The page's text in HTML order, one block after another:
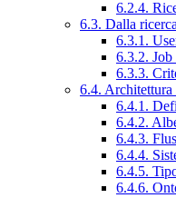
6.2.4.
6.3. Dalla
6.3.1.
6.3.2.
6.3.3.
6.4. Architettura
6.4.1.
6.4.2.
6.4.3.
6.4.4.
6.4.5.
6.4.6.